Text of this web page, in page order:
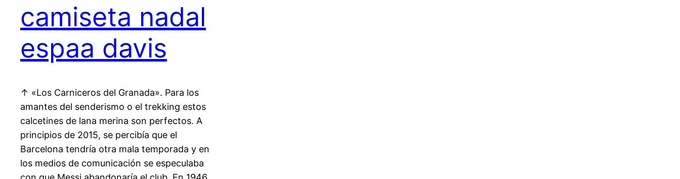
camiseta nadal
espaa davis
↑ «Los Carniceros del Granada». Para los
amantes del senderismo o el trekking estos
calcetines de lana merina son perfectos. A
principios de 2015, se percibía que el
Barcelona tendría otra mala temporada y en
los medios de comunicación se especulaba